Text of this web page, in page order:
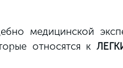
медицинской
относятся к